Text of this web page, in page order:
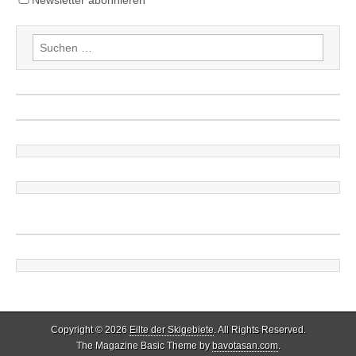
Suchen
nach:
Copyright © 2026 Eilte der Skigebiete. All Rights Reserved.
The Magazine Basic Theme bybavotasan.com.